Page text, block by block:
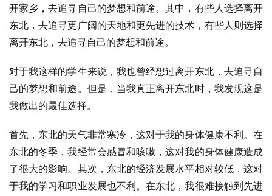
开家乡，去追寻自己的梦想和前途。其中，有些人选择离开
东北，去追寻更广阔的天地和更先进的技术，有些人则选择
离开东北，去追寻自己的梦想和前途。
对于我这样的学生来说，我也曾经想过离开东北，去追寻自
己的梦想和前途。但是，当我真正离开东北时，我发现这是
我做出的最佳选择。
首先，东北的天气非常寒冷，这对于我的身体健康不利。在
东北的冬季，我经常会感冒和咳嗽，这对我的身体健康造成
了很大的影响。其次，东北的经济发展水平相对较低，这对
于我的学习和职业发展也不利。在东北，我很难接触到先进